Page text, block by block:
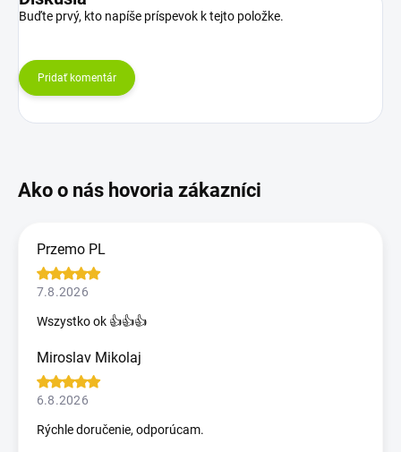
Buďte prvý, kto napíše príspevok k tejto položke.
Pridať komentár
Przemo PL
7.8.2026
Wszystko ok 👍👍👍
Miroslav Mikolaj
6.8.2026
Rýchle doručenie, odporúcam.